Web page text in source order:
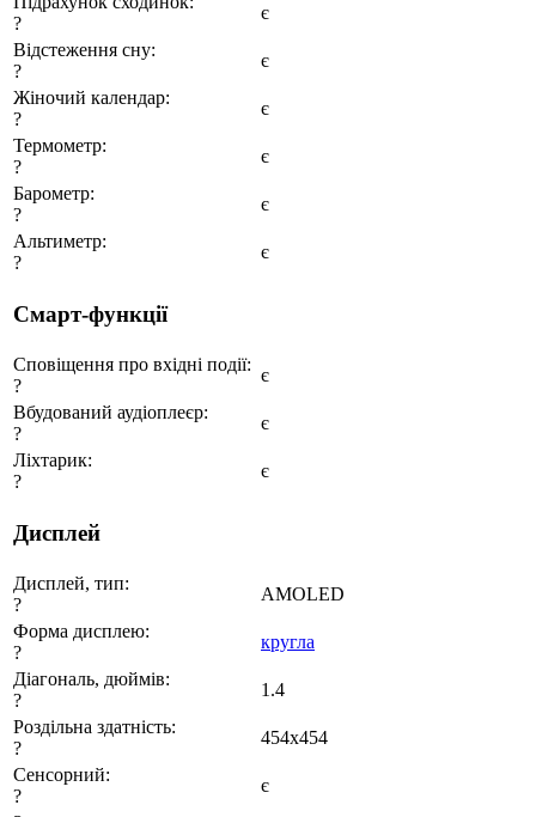
?
є
Відстеження сну:
?
є
Жіночий календар:
?
є
Термометр:
?
є
Барометр:
?
є
Альтиметр:
?
є
Смарт-функції
Сповіщення про вхідні події:
?
є
Вбудований аудіоплеєр:
?
є
Ліхтарик:
?
є
Дисплей
Дисплей, тип:
?
AMOLED
Форма дисплею:
?
кругла
Діагональ, дюймів:
?
1.4
Роздільна здатність:
?
454х454
Сенсорний:
?
є